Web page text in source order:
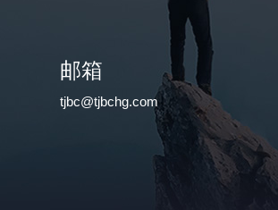
邮箱
tjbc@tjbchg.com